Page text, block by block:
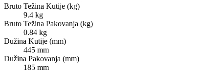
Bruto Težina Kutije (kg)
9.4 kg
Bruto Težina Pakovanja (kg)
0.84 kg
Dužina Kutije (mm)
445 mm
Dužina Pakovanja (mm)
185 mm